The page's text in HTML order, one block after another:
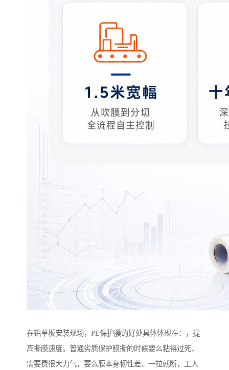
在铝单板安装现场，PE保护膜的好处具体体现在：，提
高撕膜速度。普通劣质保护膜撕的时候要么粘得过死、
需要费很大力气，要么膜本身韧性差、一拉就断，工人